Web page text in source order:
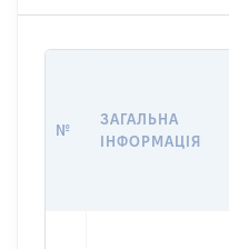
№
ЗАГАЛЬНА
ІНФОРМАЦІЯ